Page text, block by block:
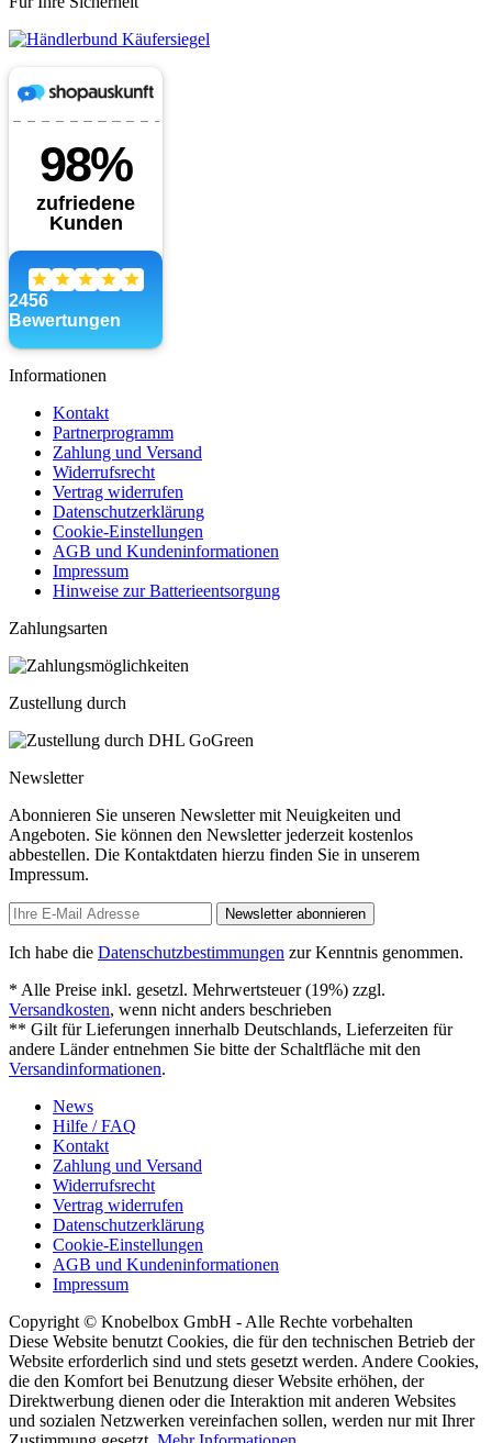
Informationen
Kontakt
Partnerprogramm
Zahlung und Versand
Widerrufsrecht
Vertrag widerrufen
Datenschutzerklärung
Cookie-Einstellungen
AGB und Kundeninformationen
Impressum
Hinweise zur Batterieentsorgung
Zahlungsarten
Zustellung durch
Newsletter
Abonnieren Sie unseren Newsletter mit Neuigkeiten und
Angeboten. Sie können den Newsletter jederzeit kostenlos
abbestellen. Die Kontaktdaten hierzu finden Sie in unserem
Impressum.
Newsletter abonnieren
Ich habe die Datenschutzbestimmungen zur Kenntnis genommen.
* Alle Preise inkl. gesetzl. Mehrwertsteuer (19%) zzgl.
Versandkosten, wenn nicht anders beschrieben
** Gilt für Lieferungen innerhalb Deutschlands, Lieferzeiten für
andere Länder entnehmen Sie bitte der Schaltfläche mit den
Versandinformationen.
News
Hilfe / FAQ
Kontakt
Zahlung und Versand
Widerrufsrecht
Vertrag widerrufen
Datenschutzerklärung
Cookie-Einstellungen
AGB und Kundeninformationen
Impressum
Copyright © Knobelbox GmbH - Alle Rechte vorbehalten
Diese Website benutzt Cookies, die für den technischen Betrieb der
Website erforderlich sind und stets gesetzt werden. Andere Cookies,
die den Komfort bei Benutzung dieser Website erhöhen, der
Direktwerbung dienen oder die Interaktion mit anderen Websites
und sozialen Netzwerken vereinfachen sollen, werden nur mit Ihrer